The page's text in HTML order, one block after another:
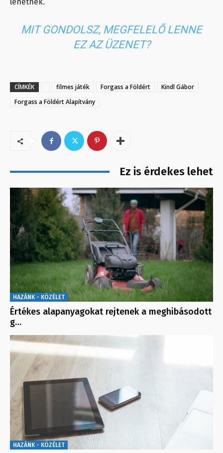
MIT GONDOLSZ, MEGFELELŐ LENNE
EZ AZ ÜZENET?
CÍMKÉK filmes játék Forgass a Földért
Kindl Gábor
Forgass a Földért Alapítvány
Ez is érdekes lehet
HAZÁNK - KÖZÉLET
Értékes alapanyagokat rejtenek a meghibásodott
g…
HAZÁNK - KÖZÉLET